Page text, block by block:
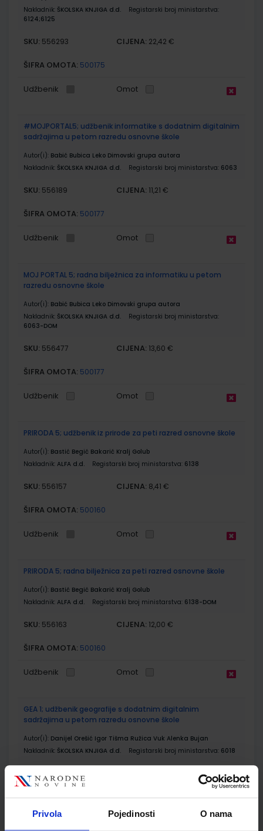
Privola Pojedinosti O nama
Nakladnik: ŠKOLSKA KNJIGA d.d.
Registarski broj ministarstva:
6124;6125
SKU: 556293 CIJENA: 22,42 €
ŠIFRA OMOTA: 500175
Udžbenik Omot
#MOJPORTAL5; udžbenik informatike s dodatnim digitalnim
sadržajima u petom razredu osnovne škole
Autor(i): Babić Bubica Leko Dimovski grupa autora
Nakladnik: ŠKOLSKA KNJIGA d.d. Registarski broj ministarstva: 6063
SKU: 556189 CIJENA: 11,21 €
ŠIFRA OMOTA: 500177
Udžbenik Omot
MOJ PORTAL 5; radna bilježnica za informatiku u petom
razredu osnovne škole
Autor(i): Babić Bubica Leko Dimovski grupa autora
Nakladnik: ŠKOLSKA KNJIGA d.d.
Registarski broj ministarstva:
6063-DOM
SKU: 556477 CIJENA: 13,60 €
ŠIFRA OMOTA: 500177
Udžbenik Omot
PRIRODA 5; udžbenik iz prirode za peti razred osnovne škole
Autor(i): Bastić Begić Bakarić Kralj Golub
Nakladnik: ALFA d.d. Registarski broj ministarstva: 6138
SKU: 556157 CIJENA: 8,41 €
ŠIFRA OMOTA: 500160
Udžbenik Omot
PRIRODA 5; radna bilježnica za peti razred osnovne škole
Autor(i): Bastić Begić Bakarić Kralj Golub
Nakladnik: ALFA d.d. Registarski broj ministarstva: 6138-DOM
SKU: 556163 CIJENA: 12,00 €
ŠIFRA OMOTA: 500160
Udžbenik Omot
GEA 1; udžbenik geografije s dodatnim digitalnim
sadržajima u petom razredu osnovne škole
Autor(i): Danijel Orešić Igor Tišma Ružica Vuk Alenka Bujan
Nakladnik: ŠKOLSKA KNJIGA d.d. Registarski broj ministarstva: 6018
SKU:
ŠIFRA OMOTA:500170
Udžbenik Omot